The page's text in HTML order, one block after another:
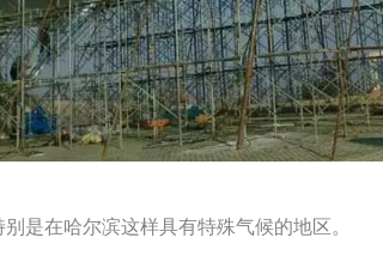
是在哈尔滨这样具有特殊气候的地区。